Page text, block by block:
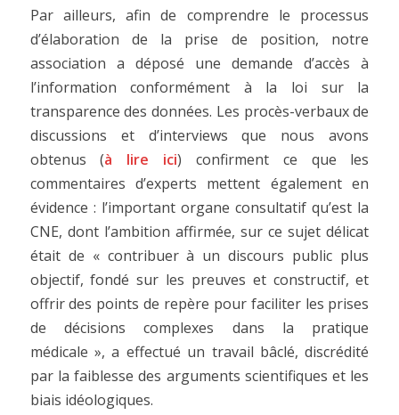
Par ailleurs, afin de comprendre le processus
d’élaboration de la prise de position, notre
association a déposé une demande d’accès à
l’information conformément à la loi sur la
transparence des données. Les procès-verbaux de
discussions et d’interviews que nous avons
obtenus (à lire ici) confirment ce que les
commentaires d’experts mettent également en
évidence : l’important organe consultatif qu’est la
CNE, dont l’ambition affirmée, sur ce sujet délicat
était de « contribuer à un discours public plus
objectif, fondé sur les preuves et constructif, et
offrir des points de repère pour faciliter les prises
de décisions complexes dans la pratique
médicale », a effectué un travail bâclé, discrédité
par la faiblesse des arguments scientifiques et les
biais idéologiques.